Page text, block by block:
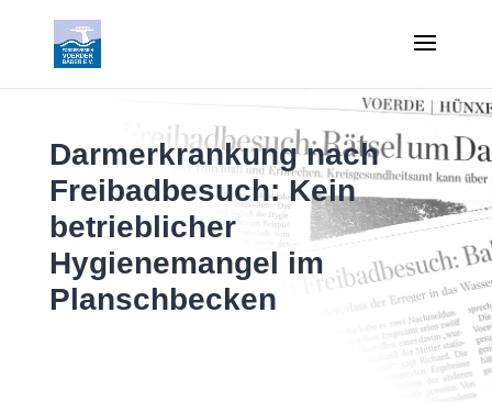
Darmerkrankung nach
Freibadbesuch: Kein
betrieblicher
Hygienemangel im
Planschbecken